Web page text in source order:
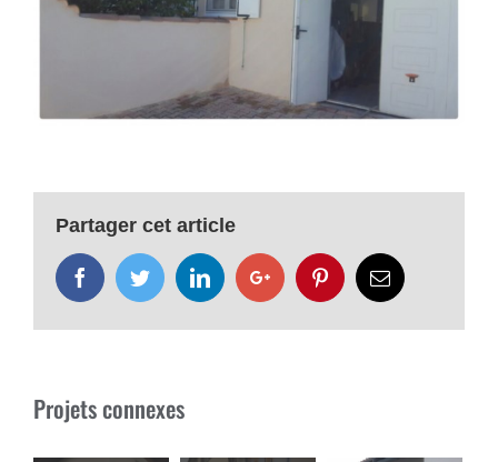
Partager cet article
FacebookTwitterLinkedInGoogle+ PinterestEmail
Projets connexes